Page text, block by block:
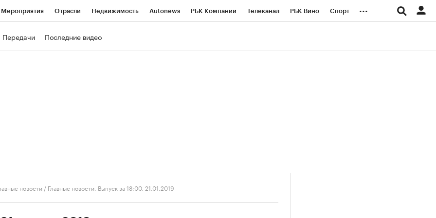
Мероприятия Отрасли Недвижимость Autonews РБК Компании Телеканал РБК Вино Спорт ...
Передачи Последние видео
новости / Главные новости. Выпуск за 18:00, 21.01.2019